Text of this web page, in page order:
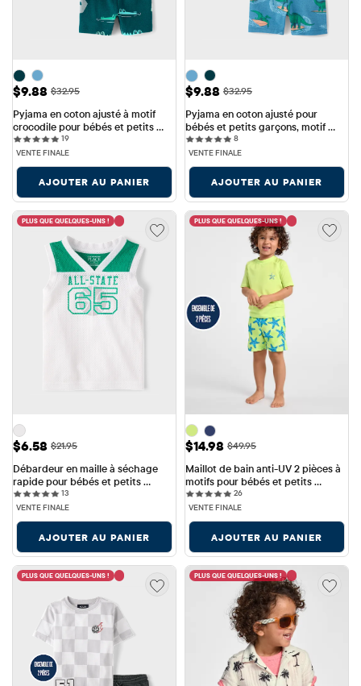
Prix ​​de vente: $9.88
$9.88 Prix ​​d'origine: $32.95
$32.95
Pyjama en coton ajusté à motif
crocodile pour bébés et petits
garçons
1919 reviews
VENTE FINALE
AJOUTER AU PANIER
Prix ​​de vente: $9.88
$9.88 Prix ​​d'origine: $32.95
$32.95
Pyjama en coton ajusté pour
bébés et petits garçons, motif
dinosaure surfeur
88 reviews
VENTE FINALE
AJOUTER AU PANIER
PLUS QUE QUELQUES-UNS !
Prix ​​de vente: $6.58
$6.58 Prix ​​d'origine: $21.95
$21.95
Débardeur en maille à séchage
rapide pour bébés et petits
garçons
1313 reviews
VENTE FINALE
AJOUTER AU PANIER
PLUS QUE QUELQUES-UNS !
Prix ​​de vente: $14.98
$14.98 Prix ​​d'origine: $49.95
$49.95
Maillot de bain anti-UV 2 pièces à
motifs pour bébés et petits
garçons
2626 reviews
VENTE FINALE
AJOUTER AU PANIER
PLUS QUE QUELQUES-UNS ! PLUS QUE QUELQUES-UNS !